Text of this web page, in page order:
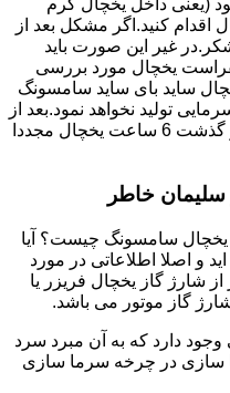
(یعنی داخل یخچال گرم
اقدام کنید.اگر مشکل بعد از
غیر این صورت باید
یخچال مورد بررسی
ساید بای ساید سامسونگ
تولید نخواهد نمود.بعد از
تعویض سنسور دمای یخچال،و بعد از گذشت 6 ساعت یخچال مجددا
خاطر
یخچال سامسونگ چیست؟ آیا
و اصلا اطلاعاتی در مورد
شارژ گاز یخچال فریزر یا
دارد که به آن مبرد سرد
سازی در چرخه سرما سازی